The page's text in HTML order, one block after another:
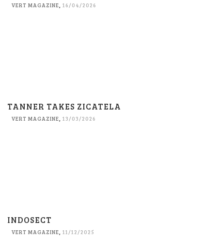
VERT MAGAZINE 16/04/2026
TANNER TAKES ZICATELA
VERT MAGAZINE, 13/03/2026
INDOSECT
VERT MAGAZINE, 11/12/2025